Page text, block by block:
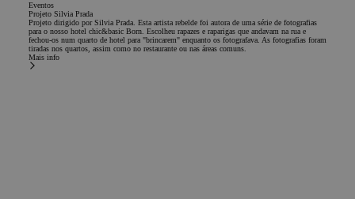
Eventos
Projeto Silvia Prada
Projeto dirigido por Silvia Prada. Esta artista rebelde foi autora de uma série de fotografias
para o nosso hotel chic&basic Born. Escolheu rapazes e raparigas que andavam na rua e
fechou-os num quarto de hotel para "brincarem" enquanto os fotografava. As fotografias foram
tiradas nos quartos, assim como no restaurante ou nas áreas comuns.
Mais info